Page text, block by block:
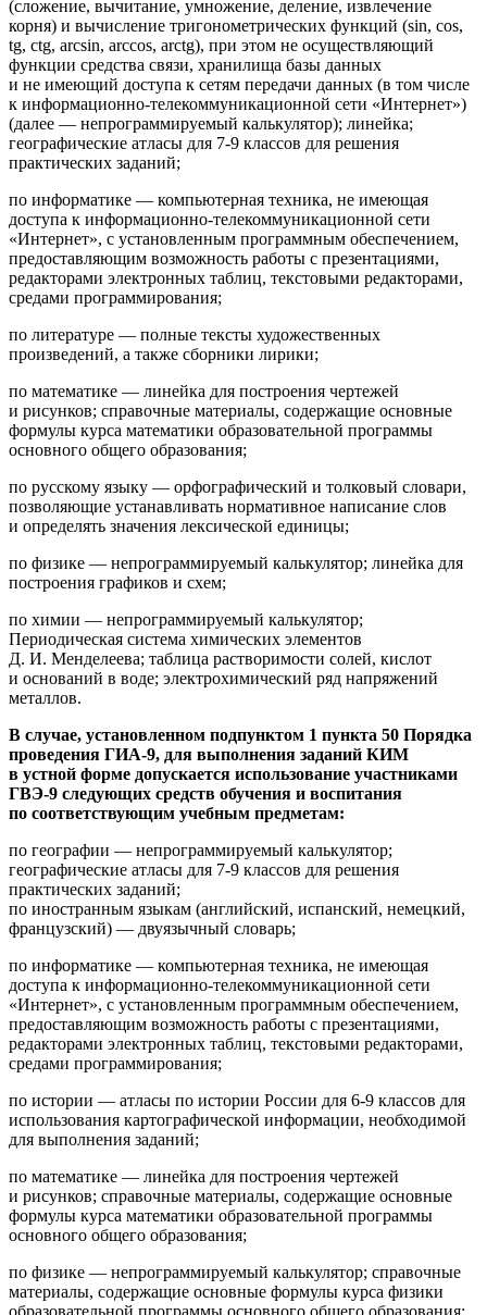
(сложение, вычитание, умножение, деление, извлечение
корня) и вычисление тригонометрических функций (sin, cos,
tg, ctg, arcsin, arccos, arctg), при этом не осуществляющий
функции средства связи, хранилища базы данных
и не имеющий доступа к сетям передачи данных (в том числе
к информационно-телекоммуникационной сети «Интернет»)
(далее — непрограммируемый калькулятор); линейка;
географические атласы для 7-9 классов для решения
практических заданий;
по информатике — компьютерная техника, не имеющая
доступа к информационно-телекоммуникационной сети
«Интернет», с установленным программным обеспечением,
предоставляющим возможность работы с презентациями,
редакторами электронных таблиц, текстовыми редакторами,
средами программирования;
по литературе — полные тексты художественных
произведений, а также сборники лирики;
по математике — линейка для построения чертежей
и рисунков; справочные материалы, содержащие основные
формулы курса математики образовательной программы
основного общего образования;
по русскому языку — орфографический и толковый словари,
позволяющие устанавливать нормативное написание слов
и определять значения лексической единицы;
по физике — непрограммируемый калькулятор; линейка для
построения графиков и схем;
по химии — непрограммируемый калькулятор;
Периодическая система химических элементов
Д. И. Менделеева; таблица растворимости солей, кислот
и оснований в воде; электрохимический ряд напряжений
металлов.
В случае, установленном подпунктом 1 пункта 50 Порядка
проведения ГИА-9, для выполнения заданий КИМ
в устной форме допускается использование участниками
ГВЭ-9 следующих средств обучения и воспитания
по соответствующим учебным предметам:
по географии — непрограммируемый калькулятор;
географические атласы для 7-9 классов для решения
практических заданий;
по иностранным языкам (английский, испанский, немецкий,
французский) — двуязычный словарь;
по информатике — компьютерная техника, не имеющая
доступа к информационно-телекоммуникационной сети
«Интернет», с установленным программным обеспечением,
предоставляющим возможность работы с презентациями,
редакторами электронных таблиц, текстовыми редакторами,
средами программирования;
по истории — атласы по истории России для 6-9 классов для
использования картографической информации, необходимой
для выполнения заданий;
по математике — линейка для построения чертежей
и рисунков; справочные материалы, содержащие основные
формулы курса математики образовательной программы
основного общего образования;
по физике — непрограммируемый калькулятор; справочные
материалы, содержащие основные формулы курса физики
образовательной программы основного общего образования;